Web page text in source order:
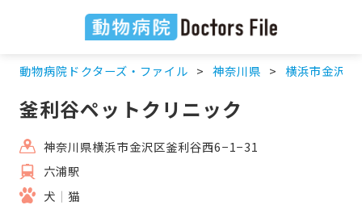
動物病院ドクターズ・ファイル 神奈川県 横浜市金沢区
釜利谷ペットクリニック
神奈川県横浜市金沢区釜利谷西6−1−31
六浦駅
犬
猫